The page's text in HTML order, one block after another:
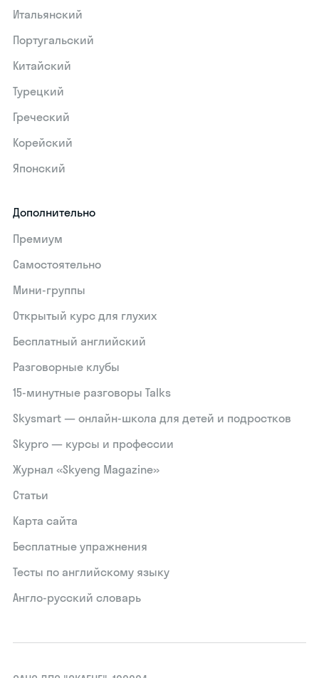
Итальянский
Португальский
Китайский
Турецкий
Греческий
Корейский
Японский
Дополнительно
Премиум
Самостоятельно
Мини-группы
Открытый курс для глухих
Бесплатный английский
Разговорные клубы
15‑минутные разговоры Talks
Skysmart — онлайн-школа для детей и подростков
Skypro — курсы и профессии
Журнал «Skyeng Magazine»
Статьи
Карта сайта
Бесплатные упражнения
Тесты по английскому языку
Англо-русский словарь